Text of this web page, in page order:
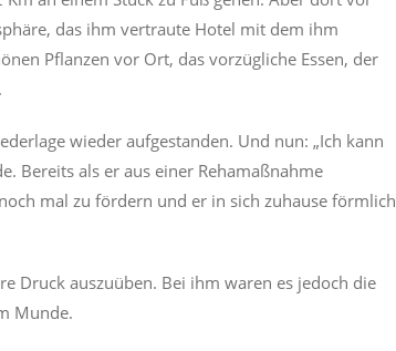
das ihm vertraute Hotel mit dem ihm
Pflanzen vor Ort, das vorzügliche Essen, der
wieder aufgestanden. Und nun: „Ich kann
Bereits als er aus einer Rehamaßnahme
mal zu fördern und er in sich zuhause förmlich
Druck auszuüben. Bei ihm waren es jedoch die
Munde.